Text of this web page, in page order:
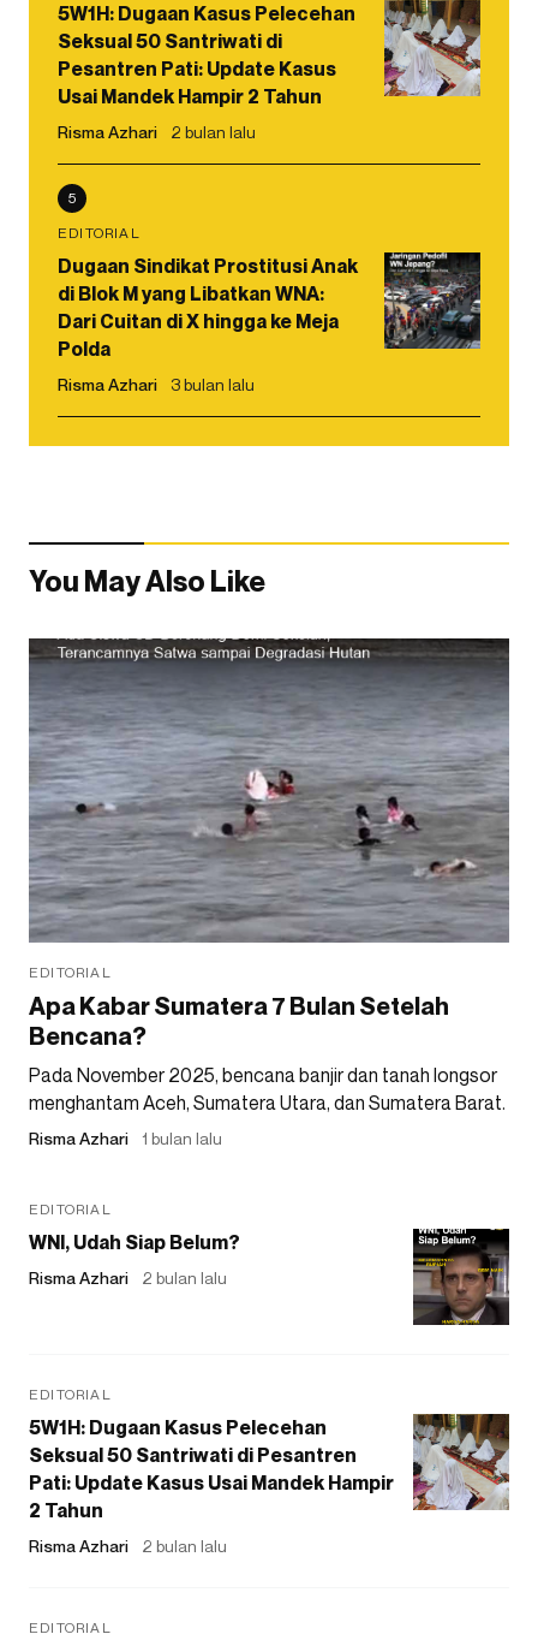
5W1H: Dugaan Kasus Pelecehan
Seksual 50 Santriwati di
Pesantren Pati: Update Kasus
Usai Mandek Hampir 2 Tahun
Risma Azhari 2 bulan lalu
5
EDITORIAL
Dugaan Sindikat Prostitusi Anak
di Blok M yang Libatkan WNA:
Dari Cuitan di X hingga ke Meja
Polda
Risma Azhari 3 bulan lalu
You May Also Like
EDITORIAL
Apa Kabar Sumatera 7 Bulan Setelah
Bencana?
Pada November 2025, bencana banjir dan tanah longsor
menghantam Aceh, Sumatera Utara, dan Sumatera Barat.
Risma Azhari 1 bulan lalu
EDITORIAL
WNI, Udah Siap Belum?
Risma Azhari 2 bulan lalu
EDITORIAL
5W1H: Dugaan Kasus Pelecehan
Seksual 50 Santriwati di Pesantren
Pati: Update Kasus Usai Mandek Hampir
2 Tahun
Risma Azhari 2 bulan lalu
EDITORIAL